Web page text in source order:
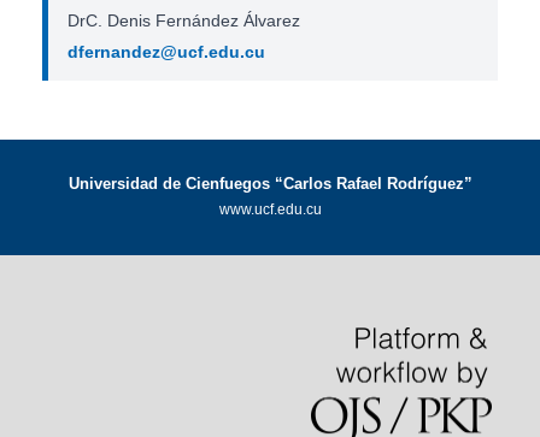
DrC. Denis Fernández Álvarez
dfernandez@ucf.edu.cu
Universidad de Cienfuegos “Carlos Rafael Rodríguez”
www.ucf.edu.cu